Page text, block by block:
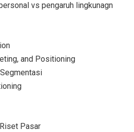
vs pengaruh lingkunagn
and Positioning
Pasar